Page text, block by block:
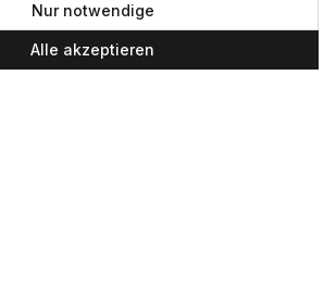
Nur notwendige
Alle akzeptieren